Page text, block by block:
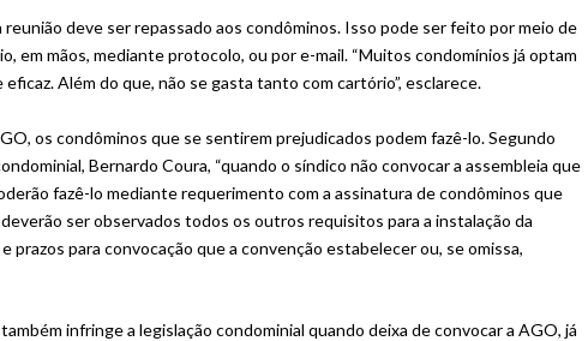
deve ser repassado aos condôminos. Isso pode ser feito por meio de
em mãos, mediante protocolo, ou por e-mail. “Muitos condomínios já optam
Além do que, não se gasta tanto com cartório”, esclarece.
os condôminos que se sentirem prejudicados podem fazê-lo. Segundo
Bernardo Coura, “quando o síndico não convocar a assembleia que
fazê-lo mediante requerimento com a assinatura de condôminos que
ser observados todos os outros requisitos para a instalação da
prazos para convocação que a convenção estabelecer ou, se omissa,
infringe a legislação condominial quando deixa de convocar a AGO, já